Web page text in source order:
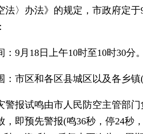
法〉办法》的规定，市政府定
月18日上午10时至10时30分。
区和各区县城区以及各乡镇(
报试鸣由市人民防空主管部门
，即预先警报(鸣36秒，停24秒